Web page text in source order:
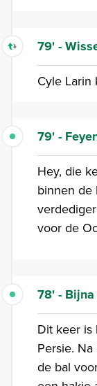
79' -
Cyle
79' -
Hey, die
binnen de
voor de
78' -
Dit keer is
Persie.
de bal